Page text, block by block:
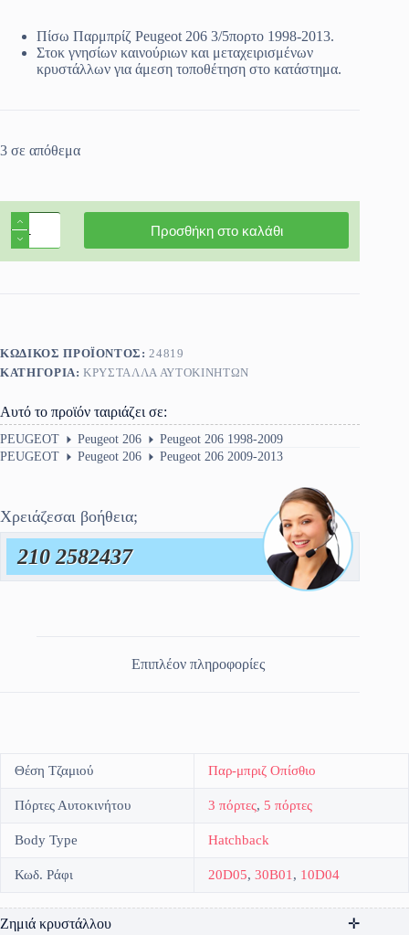
Πίσω Παρμπρίζ Peugeot 206 3/5πορτο 1998-2013.
Στοκ γνησίων καινούριων και μεταχειρισμένων
κρυστάλλων για άμεση τοποθέτηση στο κατάστημα.
3 σε απόθεμα
Πίσω
Παρμπρίζ
Peugeot
206
Προσθήκη στο καλάθι
ΚΩΔΙΚΌΣ ΠΡΟΪΌΝΤΟΣ:24819
ΚΑΤΗΓΟΡΊΑ:ΚΡΎΣΤΑΛΛΑ ΑΥΤΟΚΙΝΉΤΩΝ
Αυτό το προϊόν ταιριάζει σε:
PEUGEOT Peugeot 206
Peugeot 206 1998-2009
PEUGEOT
Peugeot 206 Peugeot 206 2009-2013
Χρειάζεσαι βοήθεια;
210 2582437
Επιπλέον πληροφορίες
Θέση Τζαμιού Παρ-μπριζ Οπίσθιο
Πόρτες Αυτοκινήτου 3 πόρτες, 5 πόρτες
Body Type Hatchback
Κωδ. Ράφι 20D05, 30B01 , 10D04
Ζημιά κρυστάλλου